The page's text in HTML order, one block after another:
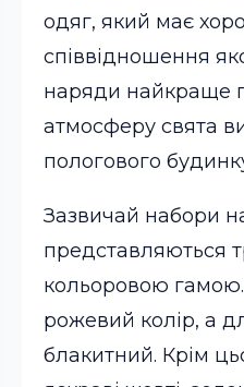
одяг, який має
співвідношення
наряди найкраще
атмосферу свята
пологового
Зазвичай набори
представляються
кольоровою
рожевий колір, а
блакитний. Крім